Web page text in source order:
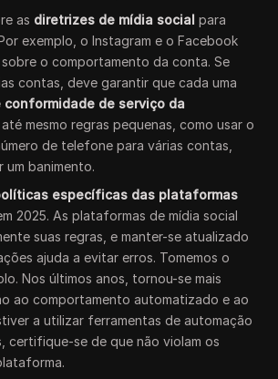
as diretrizes de mídia social para
exemplo, o Instagram e o Facebook
o comportamento da conta. Se
contas, deve garantir que cada uma
conformidade de serviço da
mesmo regras pequenas, como usar o
de telefone para várias contas,
um banimento.
específicas das plataformas
2025. As plataformas de mídia social
suas regras, e manter-se atualizado
ajuda a evitar erros. Tomemos o
Nos últimos anos, tornou-se mais
ao comportamento automatizado e ao
a utilizar ferramentas de automação
certifique-se de que não violam os